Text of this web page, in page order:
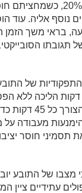
נכותו בשיעור של 20%,
נוסף אליה. עוד
בראי משך הזמן
תגובתו
של
ממרחקים של 10 דקות
קבוע; ישיבה לפי
מעבודה
תסמיני חוסר
מצבו של התובע
עתידיים ציין